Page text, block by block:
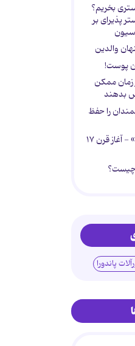
بخریم؟
پذیرای بر
والدین
پوست!
در هر زمان ممکن
بدهند
را حفظ
آیین کهن «نوروزبل» - آغاز قرن ۱۷
چیست؟
پاندورا